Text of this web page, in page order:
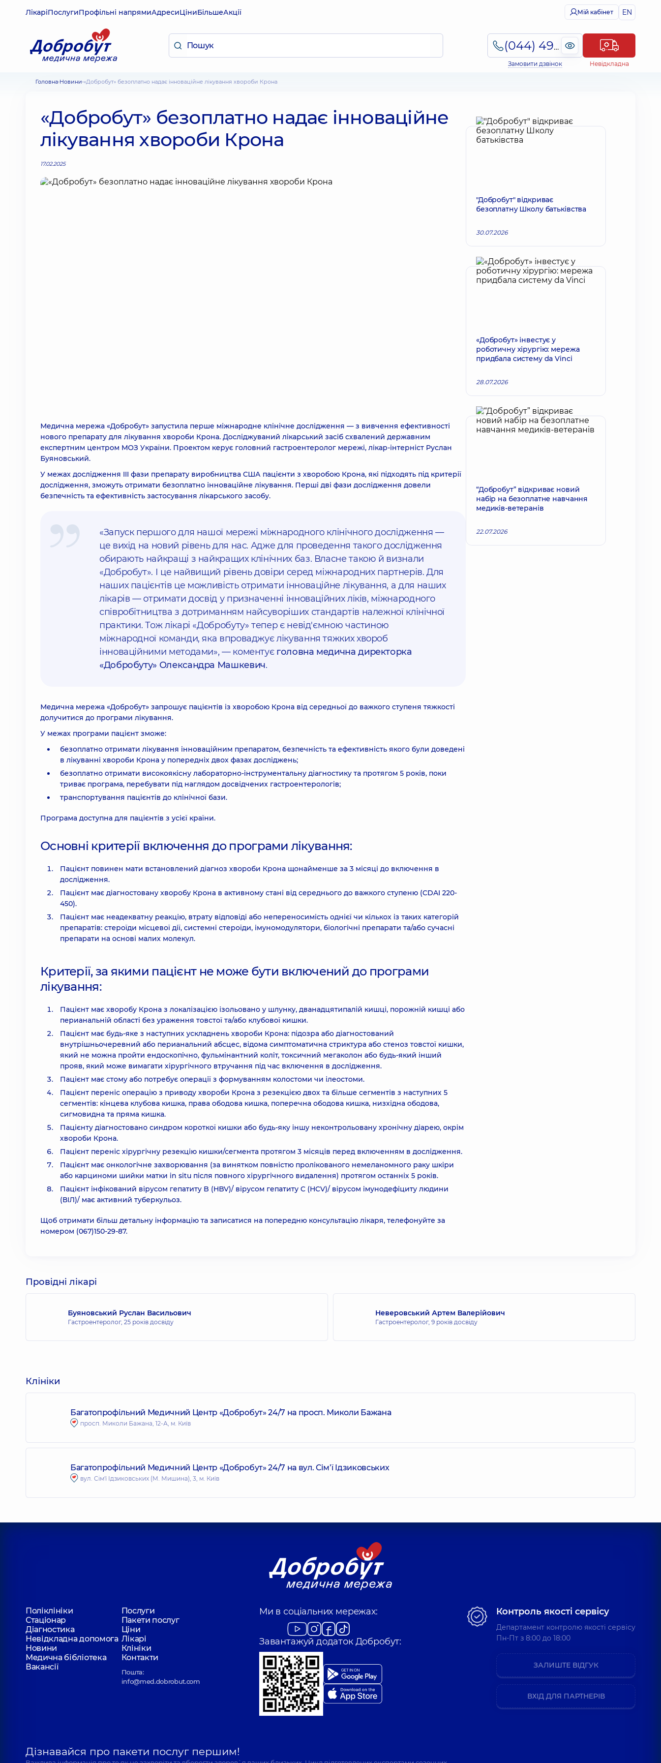
ЛікаріПослугиПрофільні напрямиАдресиЦіниБільшеАкції Мій кабінет EN
(044) 495-2-888
Замовити дзвінок Невідкладна
Головна Новини «Добробут» безоплатно надає інноваційне лікування хвороби Крона
«Добробут» безоплатно надає інноваційне
лікування хвороби Крона
17.02.2025
Медична мережа «Добробут» запустила перше міжнародне клінічне дослідження — з вивчення ефективності
нового препарату для лікування хвороби Крона. Досліджуваний лікарський засіб схвалений державним
експертним центром МОЗ України. Проектом керує головний гастроентеролог мережі, лікар-інтерніст Руслан
Буяновський.
У межах дослідження III фази препарату виробництва США пацієнти з хворобою Крона, які підходять під критерії
дослідження, зможуть отримати безоплатно інноваційне лікування. Перші дві фази дослідження довели
безпечність та ефективність застосування лікарського засобу.
«Запуск першого для нашої мережі міжнародного клінічного дослідження —
це вихід на новий рівень для нас. Адже для проведення такого дослідження
обирають найкращі з найкращих клінічних баз. Власне такою й визнали
«Добробут». І це найвищий рівень довіри серед міжнародних партнерів. Для
наших пацієнтів це можливість отримати інноваційне лікування, а для наших
лікарів — отримати досвід у призначенні інноваційних ліків, міжнародного
співробітництва з дотриманням найсуворіших стандартів належної клінічної
практики. Тож лікарі «Добробуту» тепер є невід'ємною частиною
міжнародної команди, яка впроваджує лікування тяжких хвороб
інноваційними методами», — коментує головна медична директорка
«Добробуту» Олександра Машкевич.
Медична мережа «Добробут» запрошує пацієнтів із хворобою Крона від середньої до важкого ступеня тяжкості
долучитися до програми лікування.
У межах програми пацієнт зможе:
безоплатно отримати лікування інноваційним препаратом, безпечність та ефективність якого були доведені
в лікуванні хвороби Крона у попередніх двох фазах досліджень;
безоплатно отримати високоякісну лабораторно-інструментальну діагностику та протягом 5 років, поки
триває програма, перебувати під наглядом досвідчених гастроентерологів;
транспортування пацієнтів до клінічної бази.
Програма доступна для пацієнтів з усієї країни.
Основні критерії включення до програми лікування:
Пацієнт повинен мати встановлений діагноз хвороби Крона щонайменше за 3 місяці до включення в
дослідження.
Пацієнт має діагностовану хворобу Крона в активному стані від середнього до важкого ступеню (CDAI 220-
450).
Пацієнт має неадекватну реакцію, втрату відповіді або непереносимість однієї чи кількох із таких категорій
препаратів: стероїди місцевої дії, системні стероїди, імуномодулятори, біологічні препарати та/або сучасні
препарати на основі малих молекул.
Критерії, за якими пацієнт не може бути включений до програми
лікування:
Пацієнт має хворобу Крона з локалізацією ізольовано у шлунку, дванадцятипалій кишці, порожній кишці або
перианальній області без ураження товстої та/або клубової кишки.
Пацієнт має будь-яке з наступних ускладнень хвороби Крона: підозра або діагностований
внутрішньочеревний або перианальний абсцес, відома симптоматична стриктура або стеноз товстої кишки,
який не можна пройти ендоскопічно, фульмінантний коліт, токсичний мегаколон або будь-який інший
прояв, який може вимагати хірургічного втручання під час включення в дослідження.
Пацієнт має стому або потребує операції з формуванням колостоми чи ілеостоми.
Пацієнт переніс операцію з приводу хвороби Крона з резекцією двох та більше сегментів з наступних 5
сегментів: кінцева клубова кишка, права ободова кишка, поперечна ободова кишка, низхідна ободова,
сигмовидна та пряма кишка.
Пацієнту діагностовано синдром короткої кишки або будь-яку іншу неконтрольовану хронічну діарею, окрім
хвороби Крона.
Пацієнт переніс хірургічну резекцію кишки/сегмента протягом 3 місяців перед включенням в дослідження.
Пацієнт має онкологічне захворювання (за винятком повністю пролікованого немеланомного раку шкіри
або карциноми шийки матки in situ після повного хірургічного видалення) протягом останніх 5 років.
Пацієнт інфікований вірусом гепатиту B (HBV)/ вірусом гепатиту C (HCV)/ вірусом імунодефіциту людини
(ВІЛ)/ має активний туберкульоз.
Щоб отримати більш детальну інформацію та записатися на попередню консультацію лікаря, телефонуйте за
номером (067)150-29-87.
"Добробут" відкриває
безоплатну Школу батьківства
30.07.2026
«Добробут» інвестує у
роботичну хірургію: мережа
придбала систему da Vinci
28.07.2026
“Добробут” відкриває новий
набір на безоплатне навчання
медиків-ветеранів
22.07.2026
Провідні лікарі
Буяновський Руслан Васильович
Гастроентеролог, 25 років досвіду
Неверовський Артем Валерійович
Гастроентеролог, 9 років досвіду
Клініки
Багатопрофільний Медичний Центр «Добробут» 24/7 на просп. Миколи Бажана
просп. Миколи Бажана, 12-А, м. Київ
Багатопрофільний Медичний Центр «Добробут» 24/7 на вул. Сім’ї Ідзиковських
вул. Сім'ї Ідзиковських (М. Мишина), 3, м. Київ
Поліклініки
Послуги
Стаціонар
Пакети послуг
Діагностика
Ціни
Невідкладна допомога Лікарі
Новини
Клініки
Медична бібліотека
Контакти
Вакансії
Пошта:
info@med.dobrobut.com
Ми в соціальних мережах:
Завантажуй додаток Добробут:
Дізнавайся про пакети послуг першим!
Контроль якості сервісу
Департамент контролю якості сервісу
Пн-Пт з 8:00 до 18:00
ЗАЛИШТЕ ВІДГУК
ВХІД ДЛЯ ПАРТНЕРІВ